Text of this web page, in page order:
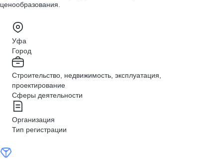
ценообразования.
Уфа
Город
Строительство, недвижимость, эксплуатация,
проектирование
Сферы деятельности
Организация
Тип регистрации